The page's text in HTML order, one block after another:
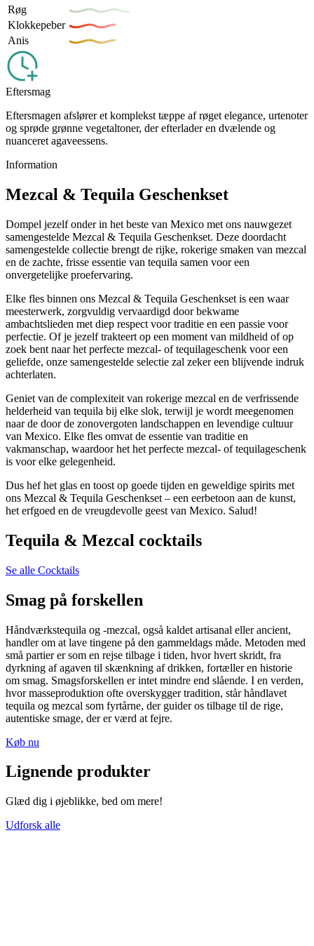
Røg
Klokkepeber
Anis
Eftersmag
Eftersmagen afslører et komplekst tæppe af røget elegance, urtenoter
og sprøde grønne vegetaltoner, der efterlader en dvælende og
nuanceret agaveessens.
Information
Mezcal & Tequila Geschenkset
Dompel jezelf onder in het beste van Mexico met ons nauwgezet
samengestelde Mezcal & Tequila Geschenkset. Deze doordacht
samengestelde collectie brengt de rijke, rokerige smaken van mezcal
en de zachte, frisse essentie van tequila samen voor een
onvergetelijke proefervaring.
Elke fles binnen ons Mezcal & Tequila Geschenkset is een waar
meesterwerk, zorgvuldig vervaardigd door bekwame
ambachtslieden met diep respect voor traditie en een passie voor
perfectie. Of je jezelf trakteert op een moment van mildheid of op
zoek bent naar het perfecte mezcal- of tequilageschenk voor een
geliefde, onze samengestelde selectie zal zeker een blijvende indruk
achterlaten.
Geniet van de complexiteit van rokerige mezcal en de verfrissende
helderheid van tequila bij elke slok, terwijl je wordt meegenomen
naar de door de zonovergoten landschappen en levendige cultuur
van Mexico. Elke fles omvat de essentie van traditie en
vakmanschap, waardoor het het perfecte mezcal- of tequilageschenk
is voor elke gelegenheid.
Dus hef het glas en toost op goede tijden en geweldige spirits met
ons Mezcal & Tequila Geschenkset – een eerbetoon aan de kunst,
het erfgoed en de vreugdevolle geest van Mexico. Salud!
Tequila & Mezcal cocktails
Se alle Cocktails
Smag på forskellen
Håndværkstequila og -mezcal, også kaldet artisanal eller ancient,
handler om at lave tingene på den gammeldags måde. Metoden med
små partier er som en rejse tilbage i tiden, hvor hvert skridt, fra
dyrkning af agaven til skænkning af drikken, fortæller en historie
om smag. Smagsforskellen er intet mindre end slående. I en verden,
hvor masseproduktion ofte overskygger tradition, står håndlavet
tequila og mezcal som fyrtårne, der guider os tilbage til de rige,
autentiske smage, der er værd at fejre.
Køb nu
Lignende produkter
Glæd dig i øjeblikke, bed om mere!
Udforsk alle